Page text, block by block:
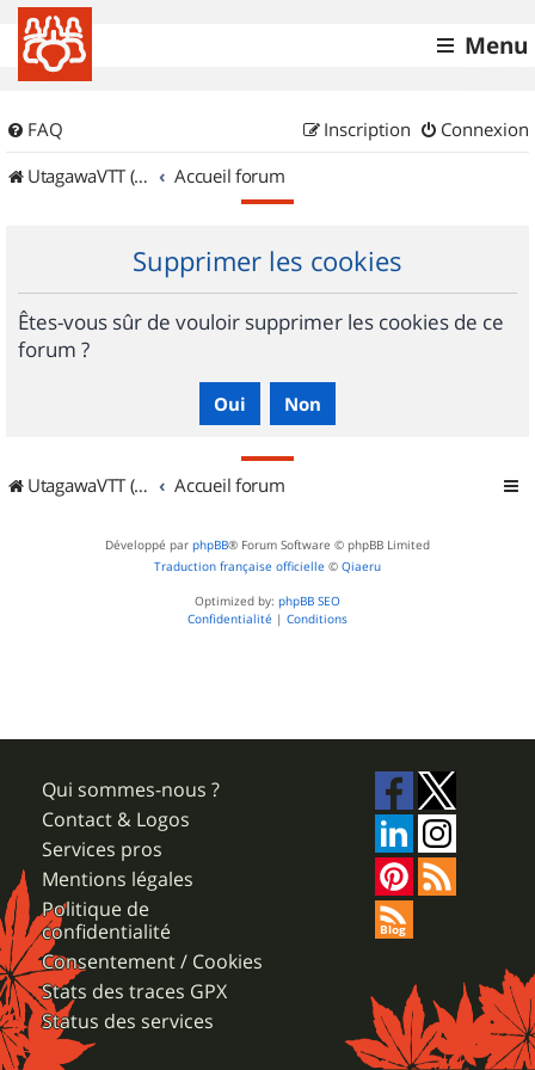
Menu
FAQ Connexion
Inscription
UtagawaVTT (Randos VTT et VTTAE avec traces GPS)
Accueil forum
Supprimer les cookies
Êtes-vous sûr de vouloir supprimer les cookies de ce
forum ?
UtagawaVTT (Randos VTT et VTTAE avec traces GPS) Accueil forum
Développé par phpBB® Forum Software © phpBB Limited
Traduction française officielle © Qiaeru
Optimized by: phpBB SEO
Confidentialité | Conditions
Qui sommes-nous ?
Contact & Logos
Services pros
Mentions légales
Politique de
confidentialité
Consentement / Cookies
Stats des traces GPX
Status des services